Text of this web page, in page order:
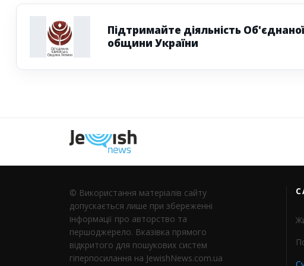
Підтримайте діяльність
общини України
© Використання матеріалів сайту
допускається лише при збереженні
інформації про авторство та
першоджерело. Вказівка ​​прямого
відкритого для пошукових систем
гіперпосилання на JewishNews.com.ua